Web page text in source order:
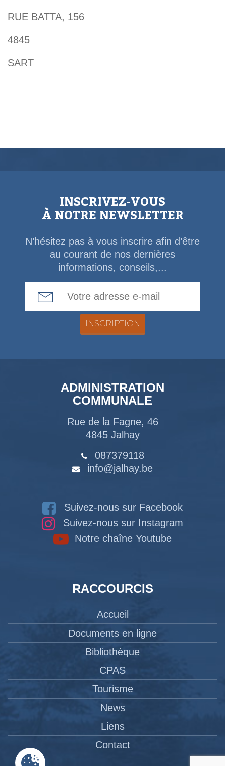
RUE BATTA, 156
4845
SART
INSCRIVEZ-VOUS
À NOTRE NEWSLETTER
N’hésitez pas à vous inscrire afin d’être
au courant de nos dernières
informations, conseils,...
ADMINISTRATION
COMMUNALE
Rue de la Fagne, 46
4845 Jalhay
087379118
info@jalhay.be
Suivez-nous sur Facebook
Suivez-nous sur Instagram
Notre chaîne Youtube
RACCOURCIS
Accueil
Documents en ligne
Bibliothèque
CPAS
Tourisme
News
Liens
Contact